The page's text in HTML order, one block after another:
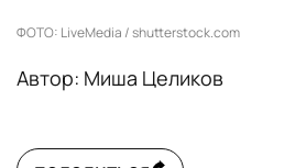
ФОТО: LiveMedia / shutterstock.com
Автор: Миша Целиков